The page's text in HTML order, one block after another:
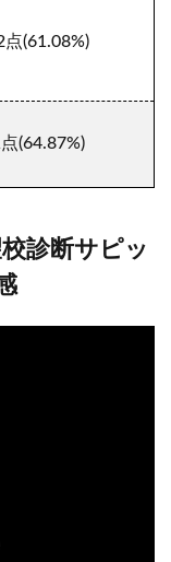
点(61.08%)
点(64.87%)
診断サピッ